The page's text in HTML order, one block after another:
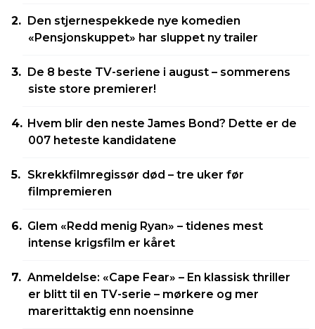
Den stjernespekkede nye komedien
«Pensjonskuppet» har sluppet ny trailer
De 8 beste TV-seriene i august – sommerens
siste store premierer!
Hvem blir den neste James Bond? Dette er de
007 heteste kandidatene
Skrekkfilmregissør død – tre uker før
filmpremieren
Glem «Redd menig Ryan» – tidenes mest
intense krigsfilm er kåret
Anmeldelse: «Cape Fear» – En klassisk thriller
er blitt til en TV-serie – mørkere og mer
marerittaktig enn noensinne